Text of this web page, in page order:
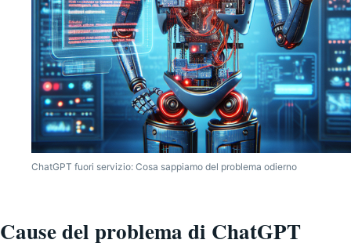
ChatGPT fuori servizio: Cosa sappiamo del problema odierno
Cause del problema di ChatGPT